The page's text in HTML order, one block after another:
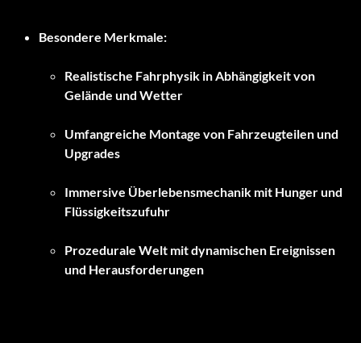
Besondere Merkmale:
Realistische Fahrphysik in Abhängigkeit von
Gelände und Wetter
Umfangreiche Montage von Fahrzeugteilen und
Upgrades
Immersive Überlebensmechanik mit Hunger und
Flüssigkeitszufuhr
Prozedurale Welt mit dynamischen Ereignissen
und Herausforderungen